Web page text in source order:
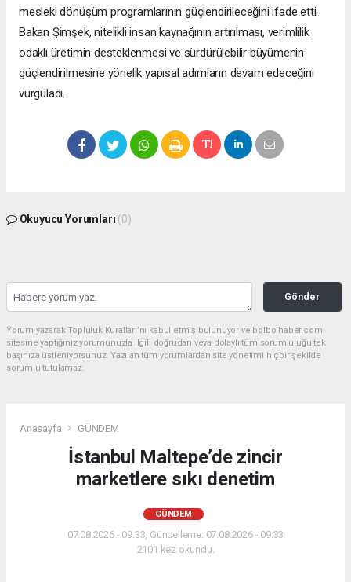
mesleki dönüşüm programlarının güçlendirileceğini ifade etti.
Bakan Şimşek, nitelikli insan kaynağının artırılması, verimlilik
odaklı üretimin desteklenmesi ve sürdürülebilir büyümenin
güçlendirilmesine yönelik yapısal adımların devam edeceğini
vurguladı.
Okuyucu Yorumları (0)
Gönder
Yorum yazarak Topluluk Kuralları’nı kabul etmiş bulunuyor ve bolbolhaber.com
sitesine yaptığınız yorumunuzla ilgili doğrudan veya dolaylı tüm sorumluluğu tek
başınıza üstleniyorsunuz. Yazılan tüm yorumlardan site yönetimi hiçbir şekilde
sorumlu tutulamaz.
Anasayfa GÜNDEM
İstanbul Maltepe’de zincir
marketlere sıkı denetim
GÜNDEM
07.08.2026 - 09:33, Güncelleme: 07.08.2026 - 09:33
2101 kez okundu.